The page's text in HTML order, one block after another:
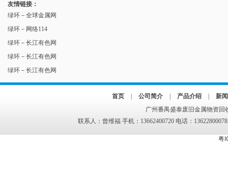
友情链接：
绿环－全球金属网
绿环－网络114
绿环－长江有色网
绿环－长江有色网
绿环－长江有色网
首页 公司简介 产品介绍
新
广州番禺盛泰废旧金属物资回
联系人：曾维福 手机：13662400720 电话：
粤